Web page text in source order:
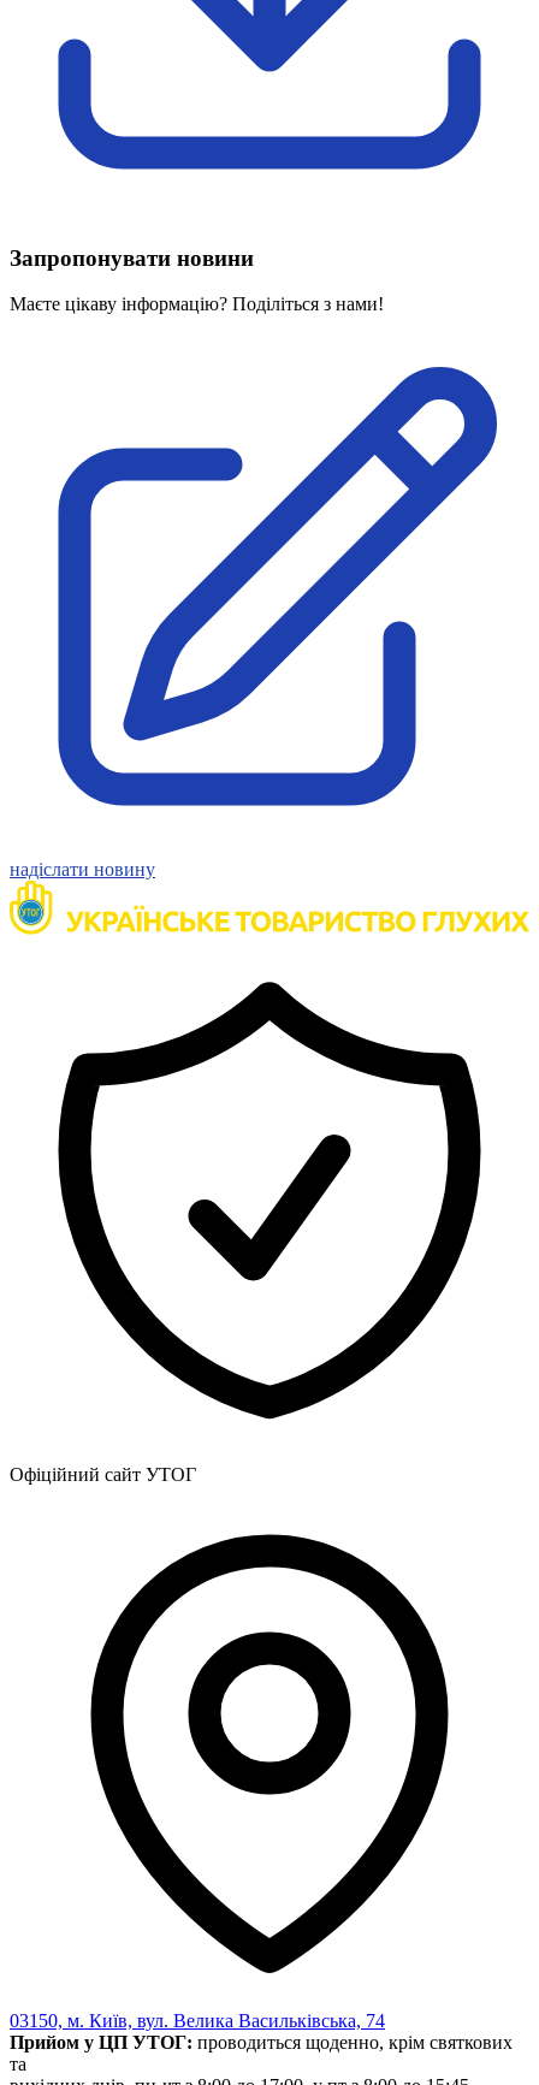
Харківська область
Херсонська область
Хмельницька область
Вивчаємо жестову мову
Дитяча сторінка
Новини про жестову мову
Проєкт "Жестова мова для поліцейських"
На допомогу військовим
Медична термінологія жестовою мовою
Нормативна база УТОГ
Конвенція ООН
Законодавство
Декларації
Документи ВФГ
Міжнародні документи
Запропонувати новини
Маєте цікаву інформацію? Поділіться з нами!
надіслати новину
Офіційний сайт УТОГ
03150, м. Київ, вул. Велика Васильківська, 74
Прийом у ЦП УТОГ: проводиться щоденно, крім святкових
та